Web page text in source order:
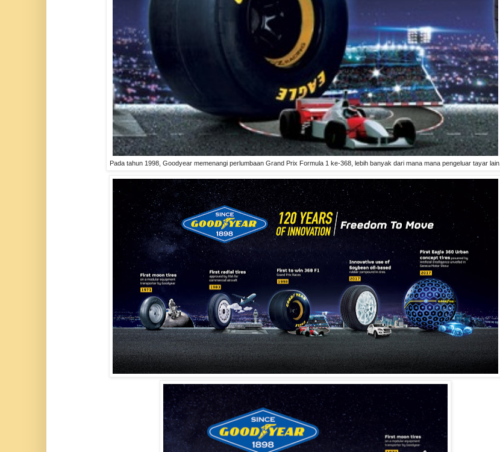
Pada tahun 1998, Goodyear memenangi perlumbaan Grand Prix Formula 1 ke-368, lebih banyak dari mana mana pengeluar tayar lain.